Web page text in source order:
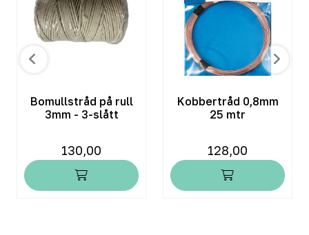
Bomullstråd på rull
3mm - 3-slått
130,00
Kobbertråd 0,8mm
25 mtr
128,00